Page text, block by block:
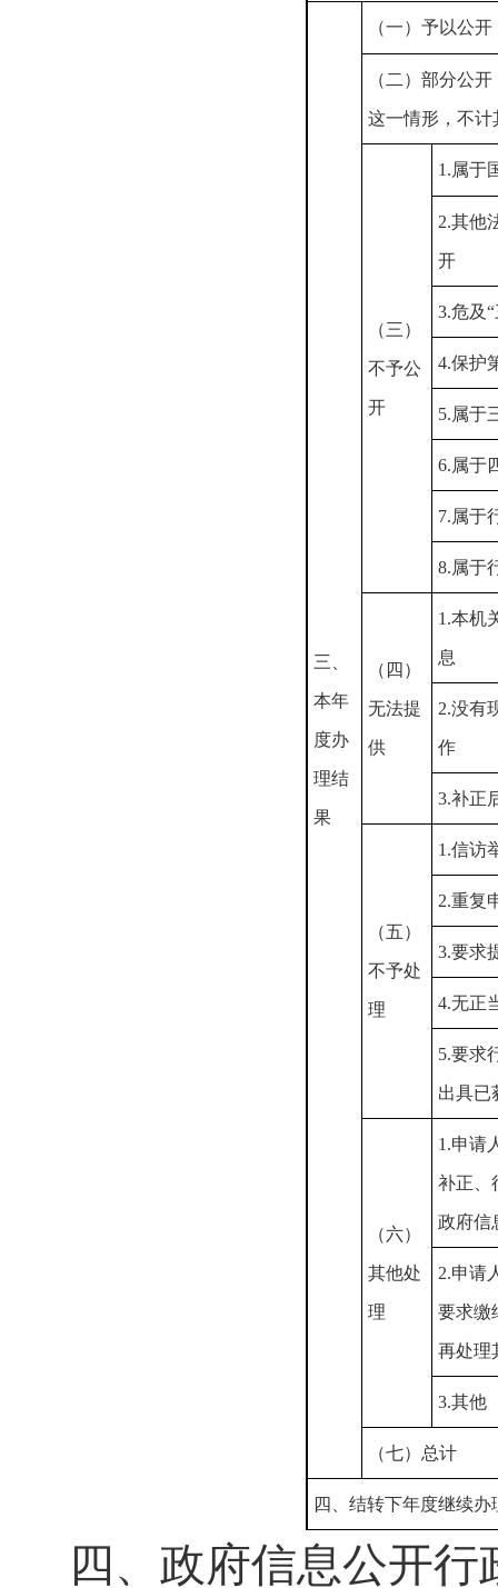
三、
本年
度办
理结
果
（一）予以公开
（二）部分公
这一情形，不计
（三）
不予公
开
1.属于
2.其他
开
3.危及
4.保护
5.属于
6.属于
7.属于
8.属于
（四）
无法提
供
1.本机
息
2.没有
作
3.补正
（五）
不予处
理
1.信访
2.重复
3.要求
4.无正
5.要求
出具已
（六）
其他处
理
1.申请
补正、
政府信
2.申请
要求缴
再处理
3.其他
（七）总计
四、结转下年度继续办
四、政府信息公开